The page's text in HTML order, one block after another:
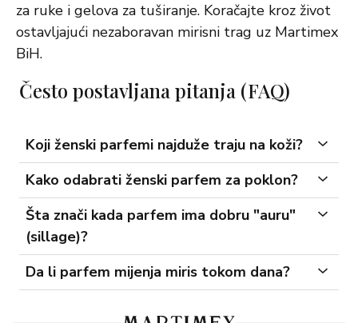
za ruke i gelova za tuširanje. Koračajte kroz život
ostavljajući nezaboravan mirisni trag uz Martimex
BiH.
Često postavljana pitanja (FAQ)
Koji ženski parfemi najduže traju na koži?
Kako odabrati ženski parfem za poklon?
Šta znači kada parfem ima dobru "auru"
(sillage)?
Da li parfem mijenja miris tokom dana?